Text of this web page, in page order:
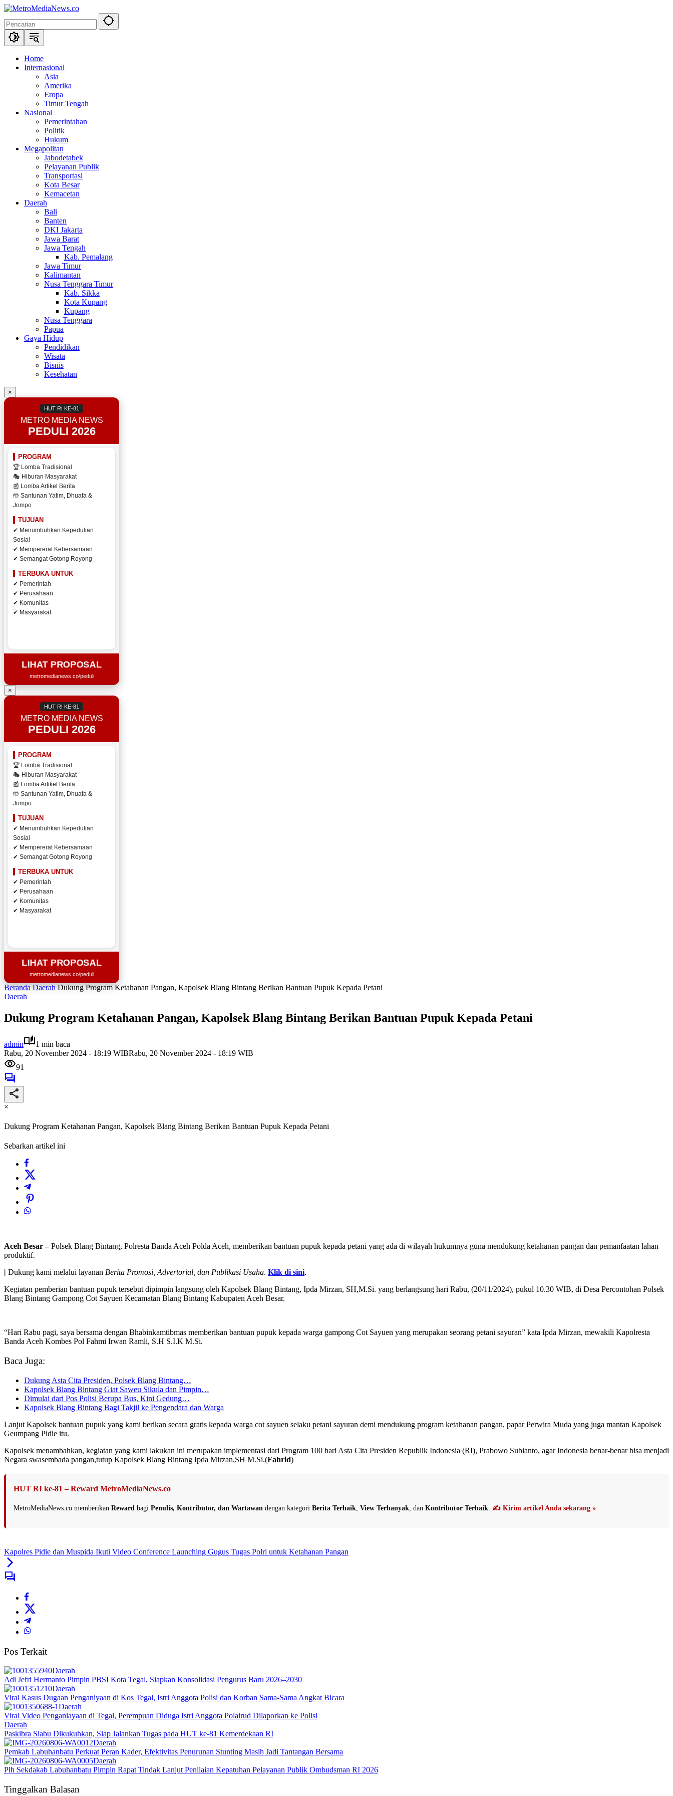
Langsung
konten
Home
Internasional
Asia
Amerika
Eropa
Timur Tengah
Nasional
Pemerintahan
Politik
Hukum
Megapolitan
Jabodetabek
Pelayanan Publik
Transportasi
Kota Besar
Kemacetan
Daerah
Bali
Banten
DKI Jakarta
Jawa Barat
Jawa Tengah
Kab. Pemalang
Jawa Timur
Kalimantan
Nusa Tenggara Timur
Kab. Sikka
Kota Kupang
Kupang
Nusa Tenggara
Papua
Gaya Hidup
Pendidikan
Wisata
Bisnis
Kesehatan
×
HUT RI KE-81
METRO MEDIA NEWS
PEDULI 2026
PROGRAM
🏆 Lomba Tradisional
🎭 Hiburan Masyarakat
📰 Lomba Artikel Berita
🤲 Santunan Yatim, Dhuafa &
Jompo
TUJUAN
✔ Menumbuhkan Kepedulian
Sosial
✔ Mempererat Kebersamaan
✔ Semangat Gotong Royong
TERBUKA UNTUK
✔ Pemerintah
✔ Perusahaan
✔ Komunitas
✔ Masyarakat
LIHAT PROPOSAL
metromedianews.co/peduli
×
HUT RI KE-81
METRO MEDIA NEWS
PEDULI 2026
PROGRAM
🏆 Lomba Tradisional
🎭 Hiburan Masyarakat
📰 Lomba Artikel Berita
🤲 Santunan Yatim, Dhuafa &
Jompo
TUJUAN
✔ Menumbuhkan Kepedulian
Sosial
✔ Mempererat Kebersamaan
✔ Semangat Gotong Royong
TERBUKA UNTUK
✔ Pemerintah
✔ Perusahaan
✔ Komunitas
✔ Masyarakat
LIHAT PROPOSAL
metromedianews.co/peduli
Beranda Daerah Dukung Program Ketahanan Pangan, Kapolsek Blang Bintang Berikan Bantuan Pupuk Kepada Petani
Daerah
Dukung Program Ketahanan Pangan, Kapolsek Blang Bintang Berikan Bantuan Pupuk Kepada Petani
admin
1 min baca
Rabu, 20 November 2024 - 18:19 WIBRabu, 20 November 2024 - 18:19 WIB
91
×
Dukung Program Ketahanan Pangan, Kapolsek Blang Bintang Berikan Bantuan Pupuk Kepada Petani
Sebarkan artikel ini
Aceh Besar –Polsek Blang Bintang, Polresta Banda Aceh Polda Aceh, memberikan bantuan pupuk kepada petani yang ada di wilayah hukumnya guna mendukung ketahanan pangan dan pemanfaatan lahan
produktif.
| Dukung kami melalui layanan Berita Promosi, Advertorial, dan Publikasi Usaha. Klik di sini.
Kegiatan pemberian bantuan pupuk tersebut dipimpin langsung oleh Kapolsek Blang Bintang, Ipda Mirzan, SH,M.Si. yang berlangsung hari Rabu, (20/11/2024), pukul 10.30 WIB, di Desa Percontohan Polsek
Blang Bintang Gampong Cot Sayuen Kecamatan Blang Bintang Kabupaten Aceh Besar.
“Hari Rabu pagi, saya bersama dengan Bhabinkamtibmas memberikan bantuan pupuk kepada warga gampong Cot Sayuen yang merupakan seorang petani sayuran” kata Ipda Mirzan, mewakili Kapolresta
Banda Aceh Kombes Pol Fahmi Irwan Ramli, S.H S.I.K M.Si.
Baca Juga:
Dukung Asta Cita Presiden, Polsek Blang Bintang…
Kapolsek Blang Bintang Giat Saweu Sikula dan Pimpin…
Dimulai dari Pos Polisi Berupa Bus, Kini Gedung…
Kapolsek Blang Bintang Bagi Takjil ke Pengendara dan Warga
Lanjut Kapolsek bantuan pupuk yang kami berikan secara gratis kepada warga cot sayuen selaku petani sayuran demi mendukung program ketahanan pangan, papar Perwira Muda yang juga mantan Kapolsek
Geumpang Pidie itu.
Kapolsek menambahkan, kegiatan yang kami lakukan ini merupakan implementasi dari Program 100 hari Asta Cita Presiden Republik Indonesia (RI), Prabowo Subianto, agar Indonesia benar-benar bisa menjadi
Negara swasembada pangan,tutup Kapolsek Blang Bintang Ipda Mirzan,SH M.Si.(Fahrid)
HUT RI ke-81 – Reward MetroMediaNews.co
MetroMediaNews.co memberikan Reward bagi Penulis, Kontributor, dan Wartawan dengan kategori Berita Terbaik View Terbanyak , dan Kontributor Terbaik ✍️ Kirim artikel Anda sekarang »
Kapolres Pidie dan Muspida Ikuti Video Conference Launching Gugus Tugas Polri untuk Ketahanan Pangan
Pos Terkait
Daerah
Adi Jefri Hermanto Pimpin PBSI Kota Tegal, Siapkan Konsolidasi Pengurus Baru 2026–2030
Daerah
Viral Kasus Dugaan Penganiyaan di Kos Tegal, Istri Anggota Polisi dan Korban Sama-Sama Angkat Bicara
Daerah
Viral Video Penganiayaan di Tegal, Perempuan Diduga Istri Anggota Polairud Dilaporkan ke Polisi
Daerah
Paskibra Siabu Dikukuhkan, Siap Jalankan Tugas pada HUT ke-81 Kemerdekaan RI
Daerah
Pemkab Labuhanbatu Perkuat Peran Kader, Efektivitas Penurunan Stunting Masih Jadi Tantangan Bersama
Daerah
Plh Sekdakab Labuhanbatu Pimpin Rapat Tindak Lanjut Penilaian Kepatuhan Pelayanan Publik Ombudsman RI 2026
Tinggalkan Balasan